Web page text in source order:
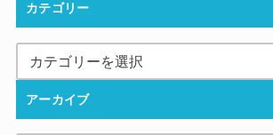
カテゴリー
アーカイブ